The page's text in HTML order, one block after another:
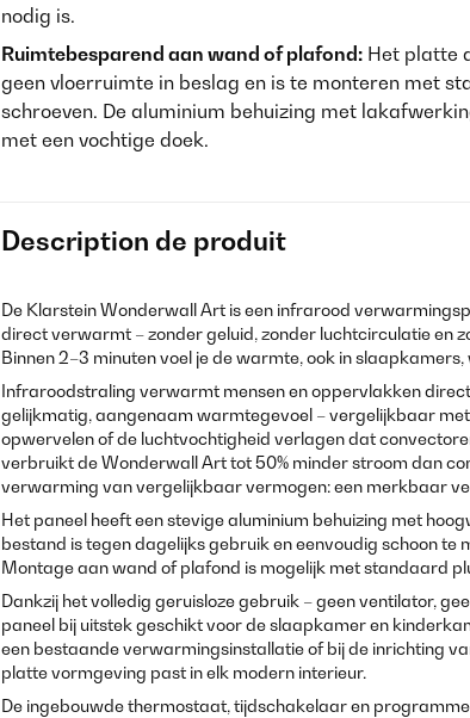
nodig is.
Ruimtebesparend aan wand of plafond: Het platte
geen vloerruimte in beslag en is te monteren met
schroeven. De aluminium behuizing met
met een vochtige doek.
Description de produit
De Klarstein Wonderwall Art is een infrarood
direct verwarmt – zonder geluid, zonder luchtcirculatie en
Binnen 2–3 minuten voel je de warmte, ook in
Infraroodstraling verwarmt mensen en oppervlakken
gelijkmatig, aangenaam warmtegevoel – vergelijkbaar
opwervelen of de luchtvochtigheid verlagen dat
verbruikt de Wonderwall Art tot 50% minder stroom dan
verwarming van vergelijkbaar vermogen: een merkbaar
Het paneel heeft een stevige aluminium behuizing met
bestand is tegen dagelijks gebruik en eenvoudig schoon te
Montage aan wand of plafond is mogelijk met standaard
Dankzij het volledig geruisloze gebruik – geen ventilator,
paneel bij uitstek geschikt voor de slaapkamer en
een bestaande verwarmingsinstallatie of bij de inrichting
platte vormgeving past in elk modern interieur.
De ingebouwde thermostaat, tijdschakelaar en